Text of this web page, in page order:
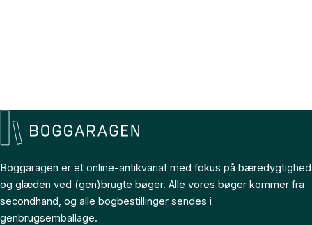
Boggaragen er et online-antikvariat med fokus på bæredygtighed
og glæden ved (gen)brugte bøger. Alle vores bøger kommer fra
secondhand, og alle bogbestillinger sendes i
genbrugsemballage.